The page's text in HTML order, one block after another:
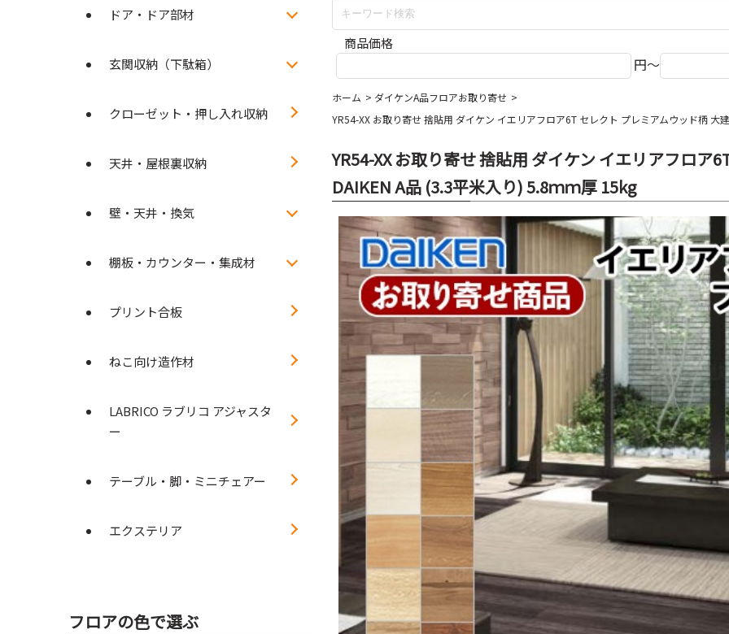
商品価格
円～
ホーム
ダイケンA品フロアお取り寄せ
YR54-XX お取り寄せ 捨貼用 ダイケン イエリアフロア6T セレクト プレミアムウッド柄 大
YR54-XX お取り寄せ 捨貼用 ダイケン イエリアフロア
DAIKEN A品 (3.3平米入り) 5.8ｍｍ厚 15kg
ドア・ドア部材
玄関収納（下駄箱）
クローゼット・押し入れ収納
天井・屋根裏収納
壁・天井・換気
棚板・カウンター・集成材
プリント合板
ねこ向け造作材
LABRICO ラブリコ アジャスタ
ー
テーブル・脚・ミニチェアー
エクステリア
フロアの色で選ぶ